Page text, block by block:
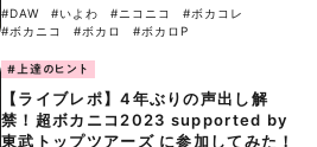
#DAW #いよわ #ニコニコ
#ボカコレ
#ボカニコ
#ボカロ #ボカロP
#上達のヒント
【ライブレポ】4年ぶりの声出し解
禁！超ボカニコ2023 supported by
東武トップツアーズ に参加してみた！